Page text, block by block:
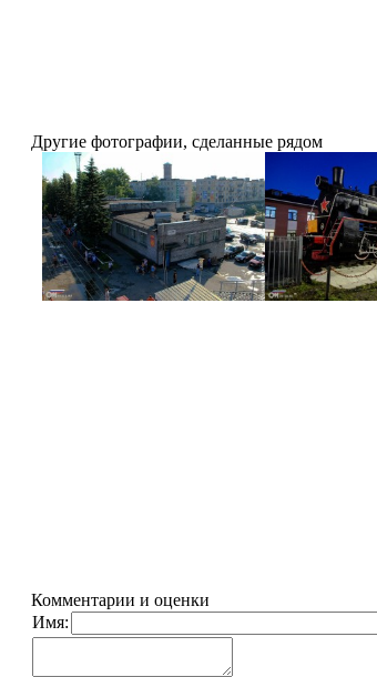
Другие фотографии, сделанные рядом
Комментарии и оценки
Имя: